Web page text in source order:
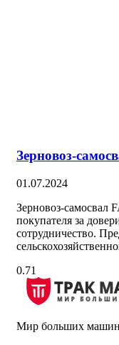
Зерновоз-
01.07.2024
Зерновоз-самосвал
покупателя за
сотрудничество.
Мир больших машин